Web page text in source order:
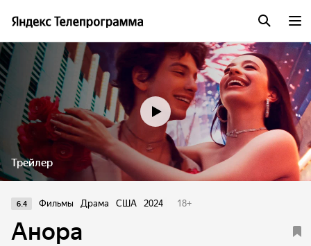
Трейлер
6.4 Фильмы Драма США 2024 18+
Анора